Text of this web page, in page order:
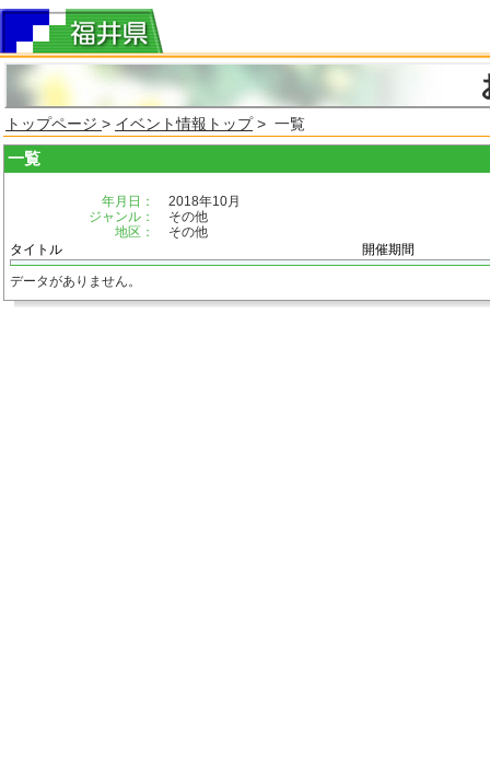
トップページ > イベント情報トップ> 一覧
一覧
年月日：
2018年10月
ジャンル：
その他
地区：
その他
タイトル
開催期間
データがありません。